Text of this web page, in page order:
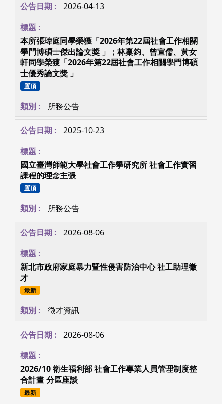
115年暑假期間所辦時間調整公告
所務公告
2026-04-13
本所張瑋庭同學榮獲「2026年第22屆社會工作相關
學門博碩士傑出論文獎 」；林稟鈞、曾宣儒、黃女
軒同學榮獲「2026年第22屆社會工作相關學門博碩
士優秀論文獎 」
置頂
2025-10-23
國立臺灣師範大學社會工作學研究所 社會工作實習
課程的理念主張
置頂
所務公告
新北市政府家庭暴力暨性侵害防治中心 社工助理徵
才
最新
2026-08-06